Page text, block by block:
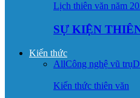
Lịch thiên văn năm
SỰ KIỆN
Kiến thức
AllCông nghệ vũ trụ
Kiến thức thiên văn